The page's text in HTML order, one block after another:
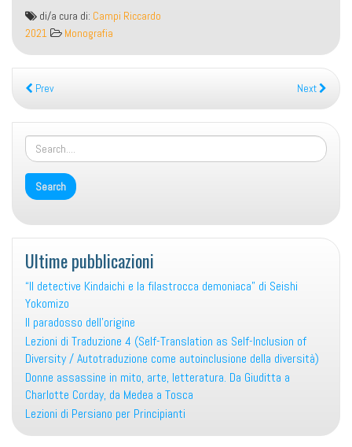
La
lettura,
vizio
impunito
altri
scritti
sulla
traduzione
di
Valéry
Larbaud
di/a cura di: Campi Riccardo
2021
Monografia
Prev Next
Ultime pubblicazioni
“Il detective Kindaichi e la filastrocca demoniaca” di Seishi
Yokomizo
Il paradosso dell’origine
Lezioni di Traduzione 4 (Self-Translation as Self-Inclusion of
Diversity / Autotraduzione come autoinclusione della diversità)
Donne assassine in mito, arte, letteratura. Da Giuditta a
Charlotte Corday, da Medea a Tosca
Lezioni di Persiano per Principianti